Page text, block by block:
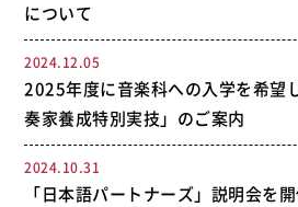
について
2024.12.05
2025年度に音楽科への入学を希望
奏家養成特別実技」のご案内
2024.10.31
「日本語パートナーズ」説明会を